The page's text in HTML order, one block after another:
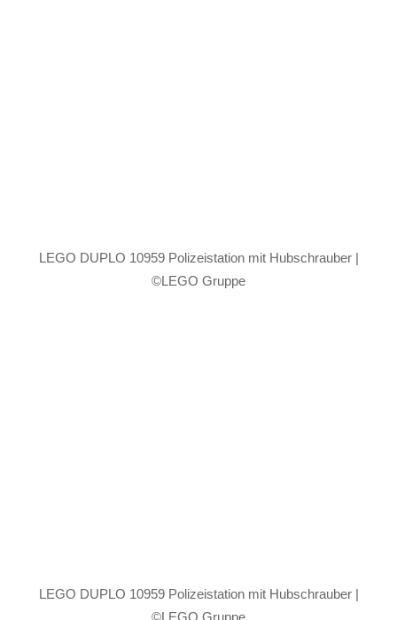
LEGO DUPLO 10959 Polizeistation mit Hubschrauber |
©LEGO Gruppe
LEGO DUPLO 10959 Polizeistation mit Hubschrauber |